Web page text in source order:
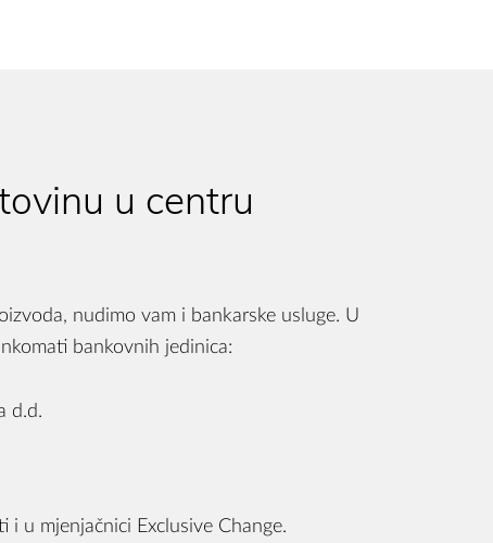
u centru
nudimo vam i bankarske usluge. U
bankovnih jedinica:
d.d.
u mjenjačnici Exclusive Change.